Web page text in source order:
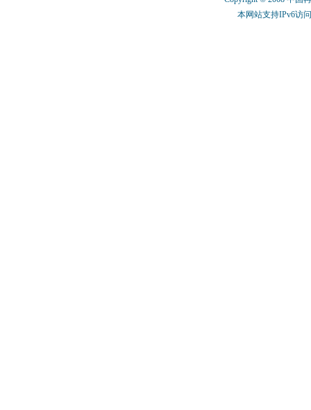
本网站支持IPv6访